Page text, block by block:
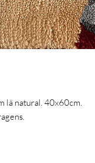
lã natural. 40x60cm.